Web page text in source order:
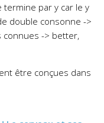
termine par y car le y
double consonne ->
connues -> better,
être conçues dans